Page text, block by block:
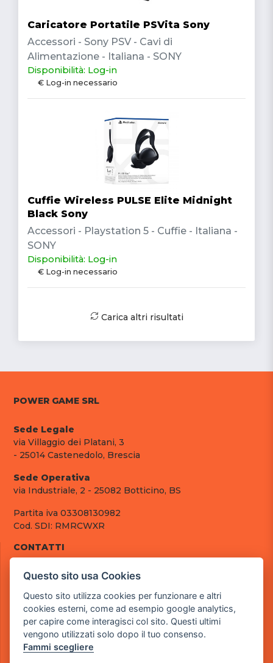
Caricatore Portatile PSVita Sony
Accessori - Sony PSV - Cavi di
Alimentazione - Italiana - SONY
Disponibilità: Log-in
€ Log-in necessario
Cuffie Wireless PULSE Elite Midnight
Black Sony
Accessori - Playstation 5 - Cuffie - Italiana -
SONY
Disponibilità: Log-in
€ Log-in necessario
Carica altri risultati
POWER GAME SRL
Sede Legale
via Villaggio dei Platani, 3
- 25014 Castenedolo, Brescia
Sede Operativa
via Industriale, 2 - 25082 Botticino, BS
Partita iva 03308130982
Cod. SDI: RMRCWXR
CONTATTI
tel.: +39 030 376 2377
pec: powergamesrl@legalmail.it
LINK UTILI
Chi siamo
Informazioni generali
Questo sito usa Cookies
Questo sito utilizza cookies per funzionare e altri
cookies esterni, come ad esempio google analytics,
per capire come interagisci col sito. Questi ultimi
vengono utilizzati solo dopo il tuo consenso.
Fammi scegliere